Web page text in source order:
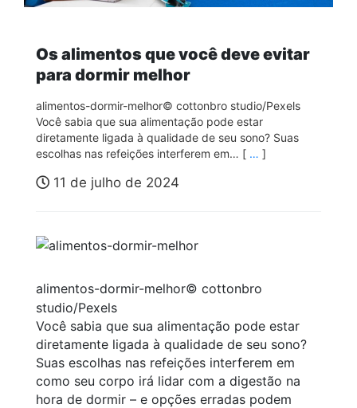
Os alimentos que você deve evitar
para dormir melhor
alimentos-dormir-melhor© cottonbro studio/Pexels
Você sabia que sua alimentação pode estar
diretamente ligada à qualidade de seu sono? Suas
escolhas nas refeições interferem em… [ … ]
11 de julho de 2024
alimentos-dormir-melhor© cottonbro
studio/Pexels
Você sabia que sua alimentação pode estar
diretamente ligada à qualidade de seu sono?
Suas escolhas nas refeições interferem em
como seu corpo irá lidar com a digestão na
hora de dormir – e opções erradas podem